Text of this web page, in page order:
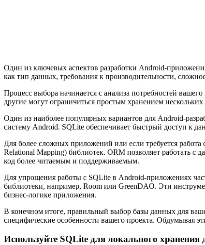
Один из ключевых аспектов разработки Android-
как тип данных, требования к производительности,
Процесс выбора начинается с анализа потребностей
другие могут ограничиться простым хранением
Один из наиболее популярных вариантов для Android-
систему Android. SQLite обеспечивает быстрый доступ к
Для более сложных приложений или если требуется
Relational Mapping) библиотек. ORM позволяет работать с
код более читаемым и поддерживаемым.
Для упрощения работы с SQLite в Android-приложениях
библиотеки, например, Room или GreenDAO. Эти
бизнес-логике приложения.
В конечном итоге, правильный выбор базы данных для
специфические особенности вашего проекта. Обдумывая
Используйте SQLite для локального хранения